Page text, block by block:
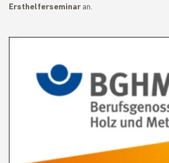
Ersthelferseminar an.